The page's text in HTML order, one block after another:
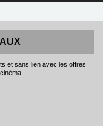
et sans lien avec les offres